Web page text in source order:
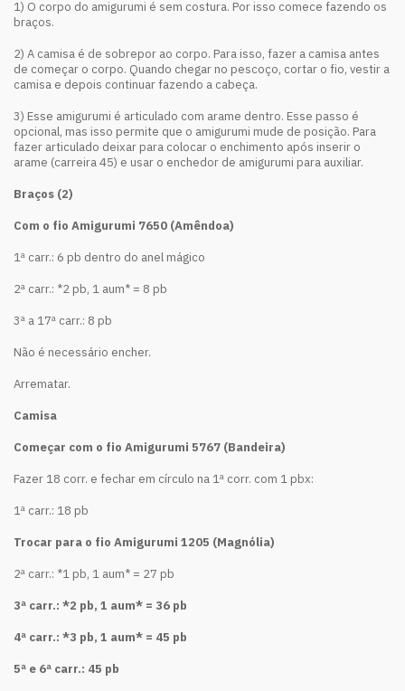
1) O corpo do amigurumi é sem costura. Por isso comece fazendo os
braços.
2) A camisa é de sobrepor ao corpo. Para isso, fazer a camisa antes
de começar o corpo. Quando chegar no pescoço, cortar o fio, vestir a
camisa e depois continuar fazendo a cabeça.
3) Esse amigurumi é articulado com arame dentro. Esse passo é
opcional, mas isso permite que o amigurumi mude de posição. Para
fazer articulado deixar para colocar o enchimento após inserir o
arame (carreira 45) e usar o enchedor de amigurumi para auxiliar.
Braços (2)
Com o fio Amigurumi 7650 (Amêndoa)
1ª carr.: 6 pb dentro do anel mágico
2ª carr.: *2 pb, 1 aum* = 8 pb
3ª a 17ª carr.: 8 pb
Não é necessário encher.
Arrematar.
Camisa
Começar com o fio Amigurumi 5767 (Bandeira)
Fazer 18 corr. e fechar em círculo na 1ª corr. com 1 pbx:
1ª carr.: 18 pb
Trocar para o fio Amigurumi 1205 (Magnólia)
2ª carr.: *1 pb, 1 aum* = 27 pb
3ª carr.: *2 pb, 1 aum* = 36 pb
4ª carr.: *3 pb, 1 aum* = 45 pb
5ª e 6ª carr.: 45 pb